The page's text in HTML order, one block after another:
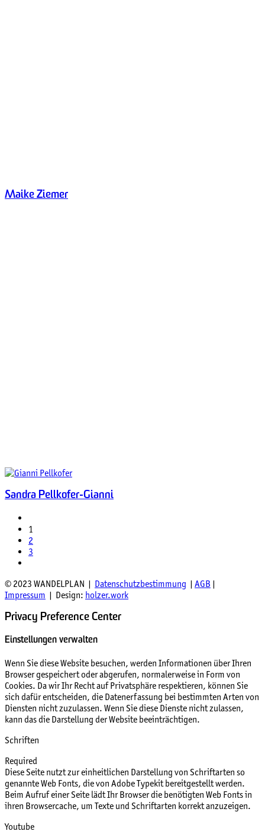
Maike Ziemer
Sandra Pellkofer-Gianni
1
2
3
© 2023 WANDELPLAN | Datenschutzbestimmung | AGB |
Impressum | Design: holzer.work
Privacy Preference Center
Einstellungen verwalten
Wenn Sie diese Website besuchen, werden Informationen über Ihren
Browser gespeichert oder abgerufen, normalerweise in Form von
Cookies. Da wir Ihr Recht auf Privatsphäre respektieren, können Sie
sich dafür entscheiden, die Datenerfassung bei bestimmten Arten von
Diensten nicht zuzulassen. Wenn Sie diese Dienste nicht zulassen,
kann das die Darstellung der Website beeinträchtigen.
Schriften
Required
Diese Seite nutzt zur einheitlichen Darstellung von Schriftarten so
genannte Web Fonts, die von Adobe Typekit bereitgestellt werden.
Beim Aufruf einer Seite lädt Ihr Browser die benötigten Web Fonts in
ihren Browsercache, um Texte und Schriftarten korrekt anzuzeigen.
Youtube